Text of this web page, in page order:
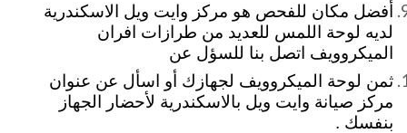
أفضل مكان للفحص هو مركز وايت ويل الاسكندرية
لديه لوحة اللمس للعديد من طرازات افران
الميكروويف اتصل بنا للسؤل عن
ثمن لوحة الميكروويف لجهازك أو اسأل عن عنوان
مركز صيانة وايت ويل بالاسكندرية لأحضار الجهاز
بنفسك .